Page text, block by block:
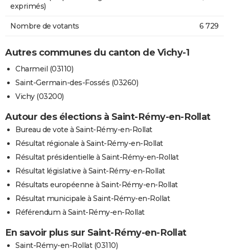
exprimés)
Nombre de votants 6 729
Autres communes du canton de Vichy-1
Charmeil (03110)
Saint-Germain-des-Fossés (03260)
Vichy (03200)
Autour des élections à Saint-Rémy-en-Rollat
Bureau de vote à Saint-Rémy-en-Rollat
Résultat régionale à Saint-Rémy-en-Rollat
Résultat présidentielle à Saint-Rémy-en-Rollat
Résultat législative à Saint-Rémy-en-Rollat
Résultats européenne à Saint-Rémy-en-Rollat
Résultat municipale à Saint-Rémy-en-Rollat
Référendum à Saint-Rémy-en-Rollat
En savoir plus sur Saint-Rémy-en-Rollat
Saint-Rémy-en-Rollat (03110)